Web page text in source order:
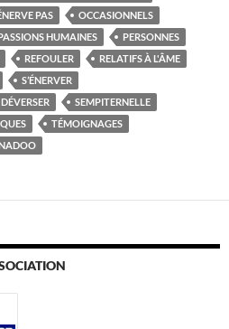
PAS
OCCASIONNELS
HUMAINES
PERSONNES
REFOULER
RELATIFS À L'ÂME
S’ÉNERVER
DÉVERSER
SEMPITERNELLE
TÉMOIGNAGES